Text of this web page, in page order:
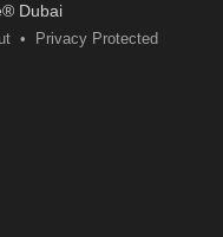
Dubai
• Privacy Protected